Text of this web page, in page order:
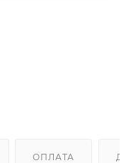
ОПЛАТА